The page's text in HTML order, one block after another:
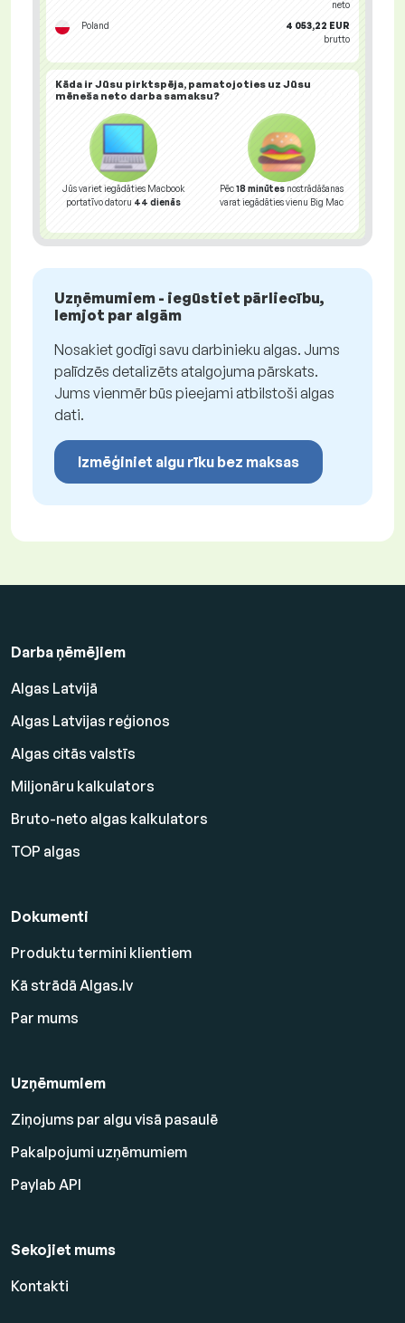
neto
Poland
4 053,22 EUR
brutto
Kāda ir Jūsu pirktspēja, pamatojoties uz Jūsu
mēneša neto darba samaksu?
Jūs variet iegādāties Macbook
portatīvo datoru 44 dienās
Pēc18 minūtes nostrādāšanas
varat iegādāties vienu Big Mac
Uzņēmumiem - iegūstiet pārliecību,
lemjot par algām
Nosakiet godīgi savu darbinieku algas. Jums
palīdzēs detalizēts atalgojuma pārskats.
Jums vienmēr būs pieejami atbilstoši algas
dati.
Izmēģiniet algu rīku bez maksas
Darba ņēmējiem
Algas Latvijā
Algas Latvijas reģionos
Algas citās valstīs
Miljonāru kalkulators
Bruto-neto algas kalkulators
TOP algas
Dokumenti
Produktu termini klientiem
Kā strādā Algas.lv
Par mums
Uzņēmumiem
Ziņojums par algu visā pasaulē
Pakalpojumi uzņēmumiem
Paylab API
Sekojiet mums
Kontakti